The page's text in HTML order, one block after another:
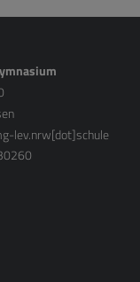
lev.nrw[dot]schule